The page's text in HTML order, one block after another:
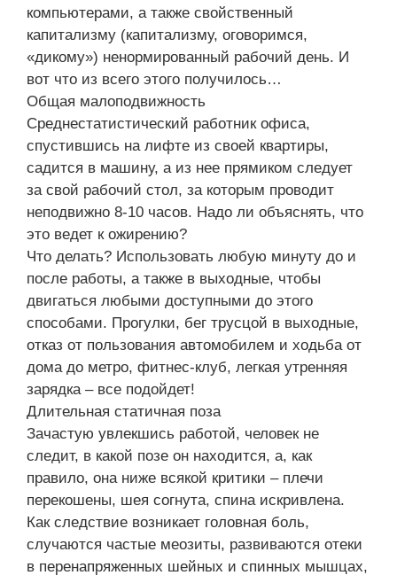
компьютерами, а также свойственный
капитализму (капитализму, оговоримся,
«дикому») ненормированный рабочий день. И
вот что из всего этого получилось…
Общая малоподвижность
Среднестатистический работник офиса,
спустившись на лифте из своей квартиры,
садится в машину, а из нее прямиком следует
за свой рабочий стол, за которым проводит
неподвижно 8-10 часов. Надо ли объяснять, что
это ведет к ожирению?
Что делать? Использовать любую минуту до и
после работы, а также в выходные, чтобы
двигаться любыми доступными до этого
способами. Прогулки, бег трусцой в выходные,
отказ от пользования автомобилем и ходьба от
дома до метро, фитнес-клуб, легкая утренняя
зарядка – все подойдет!
Длительная статичная поза
Зачастую увлекшись работой, человек не
следит, в какой позе он находится, а, как
правило, она ниже всякой критики – плечи
перекошены, шея согнута, спина искривлена.
Как следствие возникает головная боль,
случаются частые меозиты, развиваются отеки
в перенапряженных шейных и спинных мышцах,